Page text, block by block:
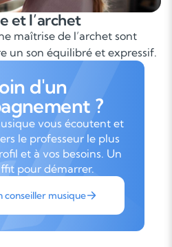
et l’archet
maîtrise de l’archet sont
un son équilibré et expressif.
d'un
?
vous écoutent et
le professeur le plus
et à vos besoins. Un
pour démarrer.
conseiller musique